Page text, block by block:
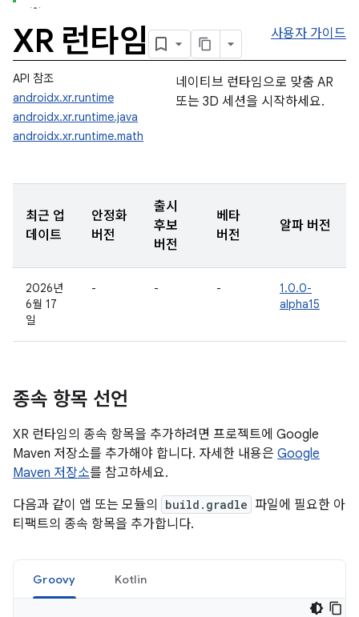
XR 런타임 사용자 가이드
API 참조
androidx.xr.runtime
androidx.xr.runtime.java
androidx.xr.runtime.math
네이티브 런타임으로 맞춤 AR
또는 3D 세션을 시작하세요.
최근 업
데이트
안정화
버전
출시
후보
버전
베타
버전
알파 버전
2026년
6월 17
일
- - -
1.0.0-
alpha15
종속 항목 선언
XR 런타임의 종속 항목을 추가하려면 프로젝트에 Google
Maven 저장소를 추가해야 합니다. 자세한 내용은 Google
Maven 저장소를 참고하세요.
다음과 같이 앱 또는 모듈의
build.gradle 파일에 필요한 아
티팩트의 종속 항목을 추가합니다.
Groovy Kotlin